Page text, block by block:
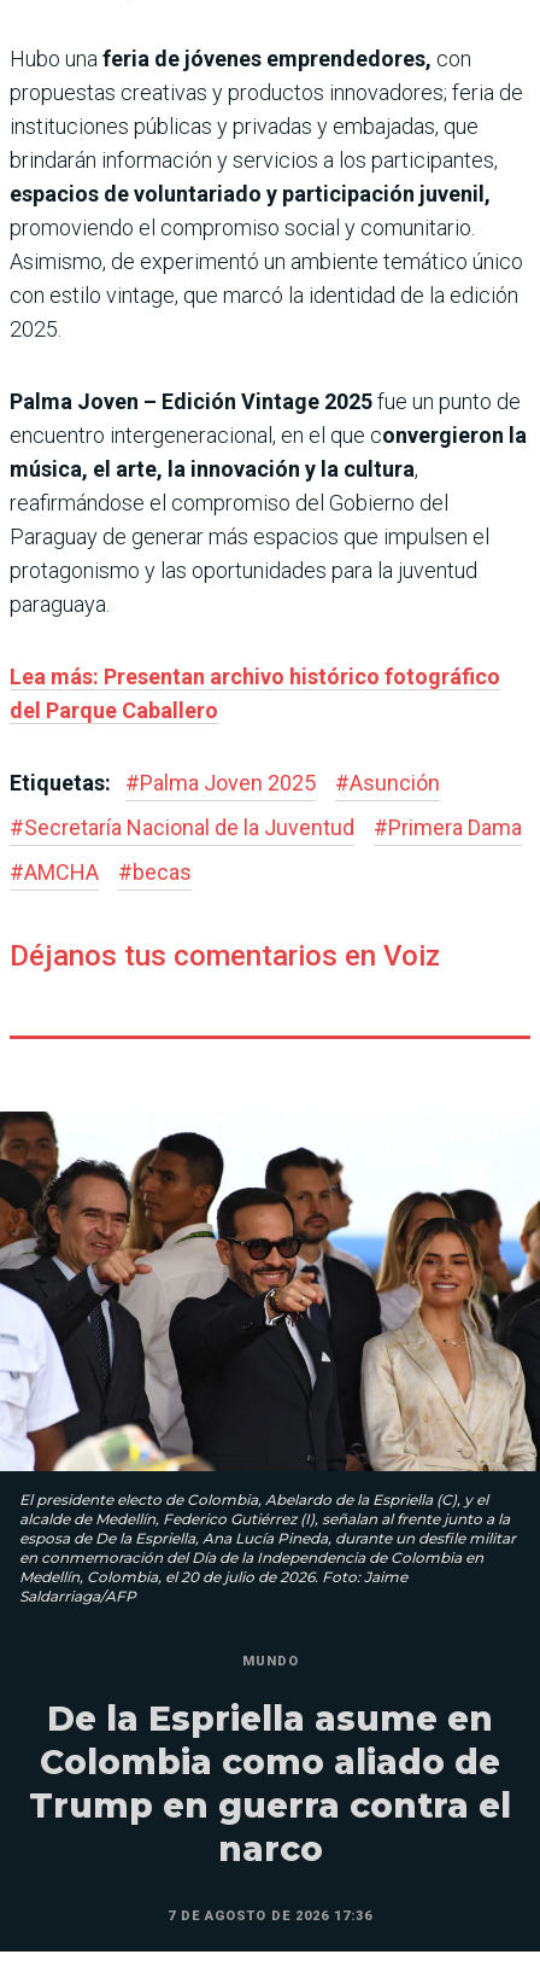
Hubo una feria de jóvenes emprendedores, con
propuestas creativas y productos innovadores; feria de
instituciones públicas y privadas y embajadas, que
brindarán información y servicios a los participantes,
espacios de voluntariado y participación juvenil,
promoviendo el compromiso social y comunitario.
Asimismo, de experimentó un ambiente temático único
con estilo vintage, que marcó la identidad de la edición
2025.
Palma Joven – Edición Vintage 2025fue un punto de
encuentro intergeneracional, en el que convergieron la
música, el arte, la innovación y la cultura,
reafirmándose el compromiso del Gobierno del
Paraguay de generar más espacios que impulsen el
protagonismo y las oportunidades para la juventud
paraguaya.
Lea más: Presentan archivo histórico fotográfico
del Parque Caballero
Etiquetas: #Palma Joven 2025 #Asunción
#Secretaría Nacional de la Juventud #Primera Dama
#AMCHA #becas
Déjanos tus comentarios en Voiz
El presidente electo de Colombia, Abelardo de la Espriella (C), y el
alcalde de Medellín, Federico Gutiérrez (I), señalan al frente junto a la
esposa de De la Espriella, Ana Lucía Pineda, durante un desfile militar
en conmemoración del Día de la Independencia de Colombia en
Medellín, Colombia, el 20 de julio de 2026. Foto: Jaime
Saldarriaga/AFP
MUNDO
De la Espriella asume en
Colombia como aliado de
Trump en guerra contra el
narco
7 DE AGOSTO DE 2026 17:36